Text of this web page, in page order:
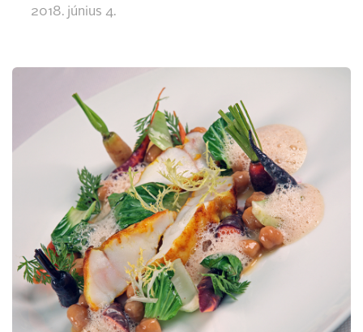
2018. június 4.